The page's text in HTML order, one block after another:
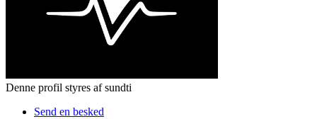
Denne profil styres af sundti
Send en besked